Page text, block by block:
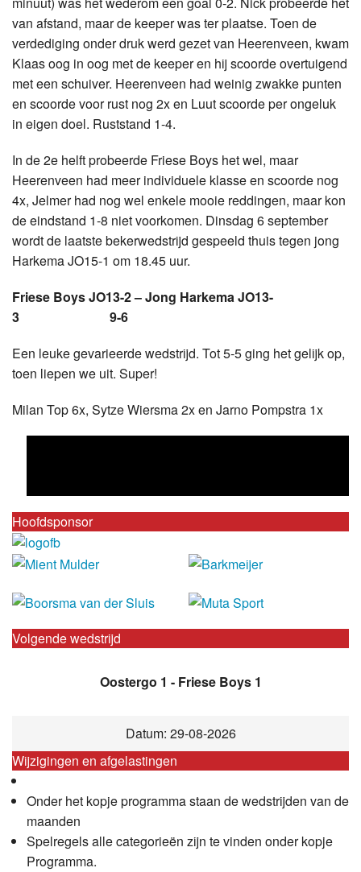
van afstand, maar de keeper was ter plaatse. Toen de
verdediging onder druk werd gezet van Heerenveen, kwam
Klaas oog in oog met de keeper en hij scoorde overtuigend
met een schuiver. Heerenveen had weinig zwakke punten
en scoorde voor rust nog 2x en Luut scoorde per ongeluk
in eigen doel. Ruststand 1-4.
In de 2e helft probeerde Friese Boys het wel, maar
Heerenveen had meer individuele klasse en scoorde nog
4x, Jelmer had nog wel enkele mooie reddingen, maar kon
de eindstand 1-8 niet voorkomen. Dinsdag 6 september
wordt de laatste bekerwedstrijd gespeeld thuis tegen jong
Harkema JO15-1 om 18.45 uur.
Friese Boys JO13-2 – Jong Harkema JO13-
3 9-6
Een leuke gevarieerde wedstrijd. Tot 5-5 ging het gelijk op,
toen liepen we uit. Super!
Milan Top 6x, Sytze Wiersma 2x en Jarno Pompstra 1x
Hoofdsponsor
Volgende wedstrijd
Oostergo 1 - Friese Boys 1
Datum: 29-08-2026
Wijzigingen en afgelastingen
Onder het kopje programma staan de wedstrijden van de
maanden
Spelregels alle categorieën zijn te vinden onder kopje
Programma.